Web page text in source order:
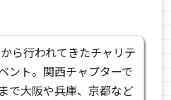
ら行われてきたチャリテ
ント。関西チャプターで
で大阪や兵庫、京都など